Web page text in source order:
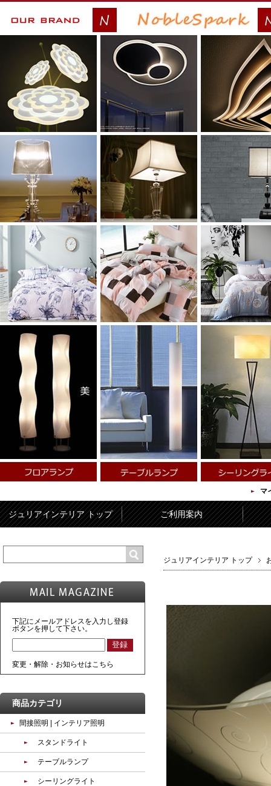
マ
ジュリアインテリア トップ ご利用案内
ジュリアインテリア トップ
下記にメールアドレスを入力し登録
ボタンを押して下さい。
変更・解除・お知らせはこちら
商品カテゴリ
間接照明 | インテリア照明
スタンドライト
テーブルランプ
シーリングライト